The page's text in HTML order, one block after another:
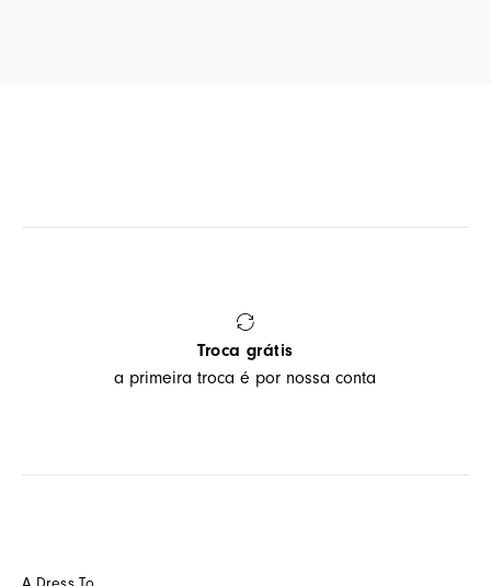
Troca grátis
a primeira troca é por nossa conta